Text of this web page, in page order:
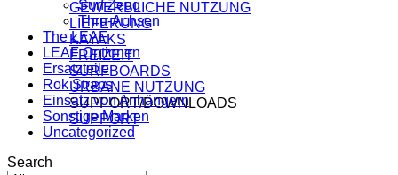
GEWERBLICHE NUTZUNG
LIEFERUNG
KAYAKS
FREIZEIT
SURFBOARDS
URBANE NUTZUNG
SUPPORT/DOWNLOADS
SUPPORT
Surf Zeug
Thru-Achsen
The LEAF
LEAF Optionen
Ersatzteile
Rok Straps
Einsatz von Anhängern
Sonstige Marken
Uncategorized
Search